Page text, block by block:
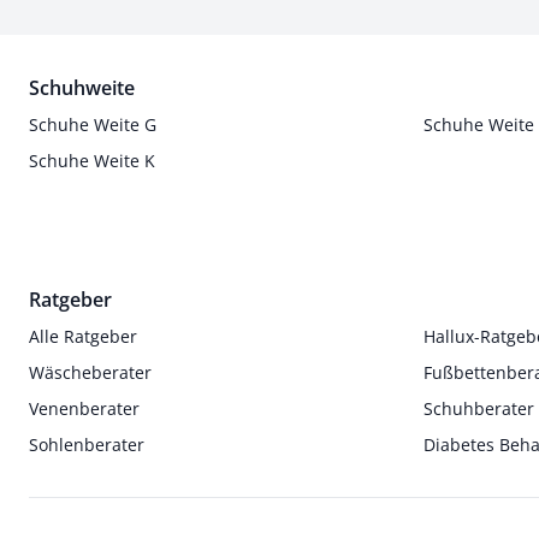
Schuhweite
Schuhe Weite G
Schuhe Weite
Schuhe Weite K
Ratgeber
Alle Ratgeber
Hallux-
Wäscheberater
Venenberater
Schuhberater
Sohlenberater
Diabetes